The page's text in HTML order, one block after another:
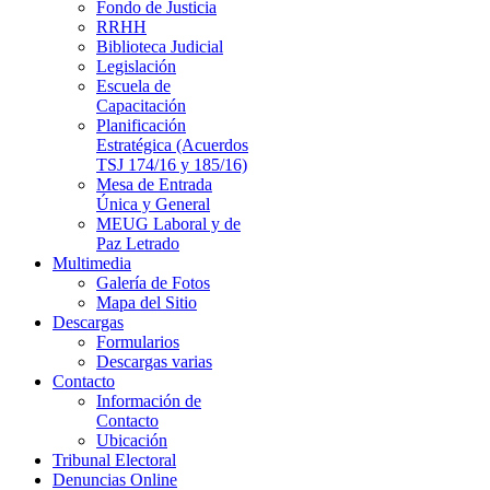
Fondo de Justicia
RRHH
Biblioteca Judicial
Legislación
Escuela de
Capacitación
Planificación
Estratégica (Acuerdos
TSJ 174/16 y 185/16)
Mesa de Entrada
Única y General
MEUG Laboral y de
Paz Letrado
Multimedia
Galería de Fotos
Mapa del Sitio
Descargas
Formularios
Descargas varias
Contacto
Información de
Contacto
Ubicación
Tribunal Electoral
Denuncias Online